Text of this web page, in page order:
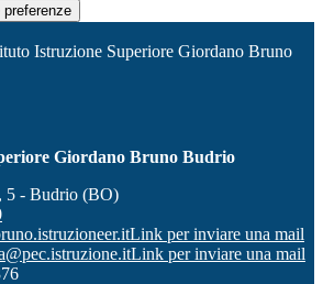
Istruzione Superiore Giordano Bruno
Giordano Bruno Budrio
5 - Budrio (BO)
Link per inviare una mail
Link per inviare una mail